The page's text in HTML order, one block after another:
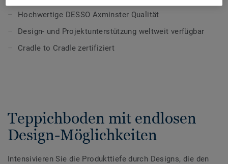
Beratung gewünscht : DESSO Axminster Sculpt wird
angeboten, welche eine besondere Bemusterung und
Beratung durch unsere Hospitality-Spezialisten beinhaltet.
Hochwertige DESSO Axminster Qualität
Design- und Projektunterstützung weltweit verfügbar
Cradle to Cradle zertifiziert
Teppichboden mit endlosen
Design-Möglichkeiten
Intensivieren Sie die Produkttiefe durch Designs, die den